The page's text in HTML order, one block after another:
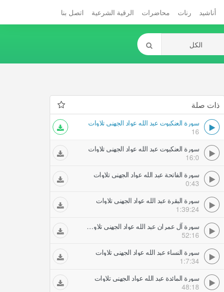
أناشيد رنات محاضرات الرقية الشرعية اتصل بنا
ذات صلة
سورة العنكبوت عبد الله عواد الجهني تلاوات
16
سورة العنكبوت عبد الله عواد الجهني تلاوات
16:0
سورة الفاتحة عبد الله عواد الجهني تلاوات
0:43
سورة البقرة عبد الله عواد الجهني تلاوات
1:39:24
سورة آل عمران عبد الله عواد الجهني تلاوات
52:16
سورة النساء عبد الله عواد الجهني تلاوات
1:7:34
سورة المائدة عبد الله عواد الجهني تلاوات
48:18